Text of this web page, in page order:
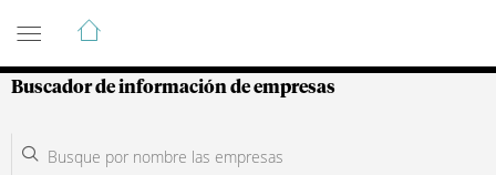
Guía de Empresas Colombianas
Buscador de información de empresas